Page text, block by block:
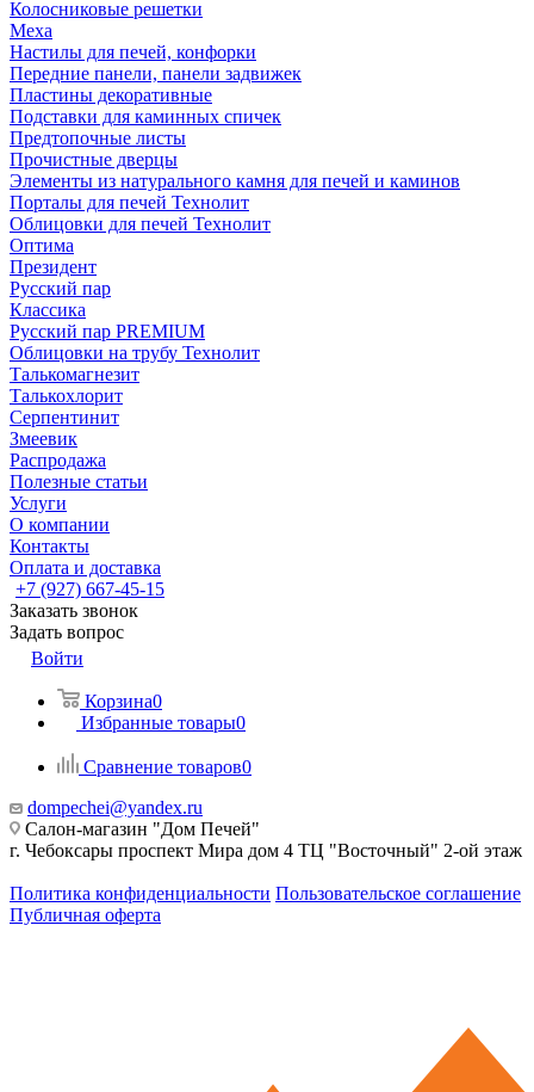
Колосниковые решетки
Меха
Настилы для печей, конфорки
Передние панели, панели задвижек
Пластины декоративные
Подставки для каминных спичек
Предтопочные листы
Прочистные дверцы
Элементы из натурального камня для печей и каминов
Порталы для печей Технолит
Облицовки для печей Технолит
Оптима
Президент
Русский пар
Классика
Русский пар PREMIUM
Облицовки на трубу Технолит
Талькомагнезит
Талькохлорит
Серпентинит
Змеевик
Распродажа
Полезные статьи
Услуги
О компании
Контакты
Оплата и доставка
+7 (927) 667-45-15
Заказать звонок
Задать вопрос
Войти
Корзина0
Избранные товары0
Сравнение товаров0
dompechei@yandex.ru
Салон-магазин "Дом Печей"
г. Чебоксары проспект Мира дом 4 ТЦ "Восточный" 2-ой этаж
Политика конфиденциальности Пользовательское соглашение
Публичная оферта